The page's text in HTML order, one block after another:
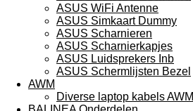
ASUS WiFi Antenne
ASUS Simkaart Dummy
ASUS Scharnieren
ASUS Scharnierkapjes
ASUS Luidsprekers Inb
ASUS Schermlijsten Bezel
AWM
Diverse laptop kabels AWM